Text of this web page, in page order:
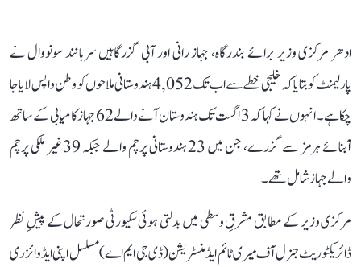
ادھر مرکزی وزیر برائے بندرگاہ، جہاز رانی اور آبی گزرگاہیں سربانند سونووال نے
پارلیمنٹ کو بتایا کہ خلیجی خطے سے اب تک 4,052 ہندوستانی ملاحوں کو وطن واپس لایا جا
چکا ہے۔ انہوں نے کہا کہ 3 اگست تک ہندوستان آنے والے 62 جہاز کامیابی کے ساتھ
آبنائے ہرمز سے گزرے، جن میں 23 ہندوستانی پرچم والے جبکہ 39 غیر ملکی پرچم
والے جہاز شامل تھے۔
مرکزی وزیر کے مطابق مشرقِ وسطیٰ میں بدلتی ہوئی سکیورٹی صورتحال کے پیشِ نظر
ڈائریکٹوریٹ جنرل آف میری ٹائم ایڈمنسٹریشن (ڈی جی ایم اے) مسلسل اپنی ایڈوائزری